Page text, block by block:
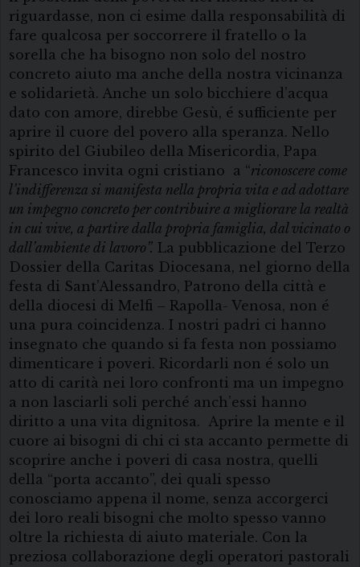
riguardasse, non ci esime dalla responsabilità di
fare qualcosa per soccorrere il fratello o la
sorella che ha bisogno non solo del nostro
concreto aiuto ma anche della nostra vicinanza
e solidarietà. Anche un solo bicchiere d’acqua
dato con amore, direbbe Gesù, é sufficiente per
aprire il cuore del povero alla speranza. Nello
spirito del Giubileo della Misericordia, Papa
Francesco invita ogni cristiano a “riconoscere come
l’indifferenza si manifesta nella propria vita e ad adottare
un impegno concreto per contribuire a migliorare la realtà
in cui vive, a partire dalla propria famiglia, dal vicinato o
dall’ambiente di lavoro”. La pubblicazione del Terzo
Dossier della Caritas Diocesana, nel giorno della
festa di Sant’Alessandro, Patrono della città e
della diocesi di Melfi – Rapolla- Venosa, non é
una pura coincidenza. I nostri padri ci hanno
insegnato che quando si fa festa non possiamo
dimenticare i poveri. Ricordarli non é solo un
atto di carità nei loro confronti ma un impegno
a non lasciarli soli perché anch’essi hanno
diritto a una vita dignitosa. Aprire la mente e il
cuore ai bisogni di chi ci sta accanto permette di
scoprire anche i poveri di casa nostra, quelli
della “porta accanto”, dei quali spesso
conosciamo appena il nome, senza accorgerci
dei loro reali bisogni che molto spesso vanno
oltre la richiesta di aiuto materiale. Con la
preziosa collaborazione degli operatori pastorali